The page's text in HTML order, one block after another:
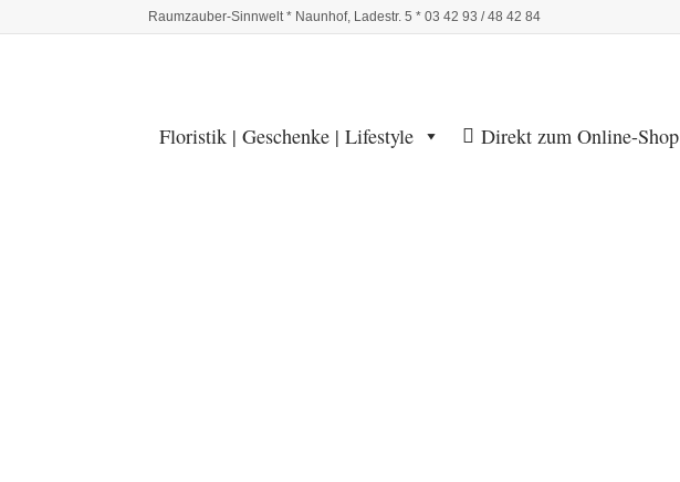
Raumzauber-Sinnwelt * Naunhof, Ladestr. 5 * 03 42 93 / 48 42 84
Floristik | Geschenke | Lifestyle Direkt zum Online-Shop